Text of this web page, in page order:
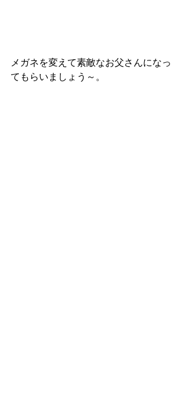
メガネを変えて素敵なお父さんになっ
てもらいましょう～。